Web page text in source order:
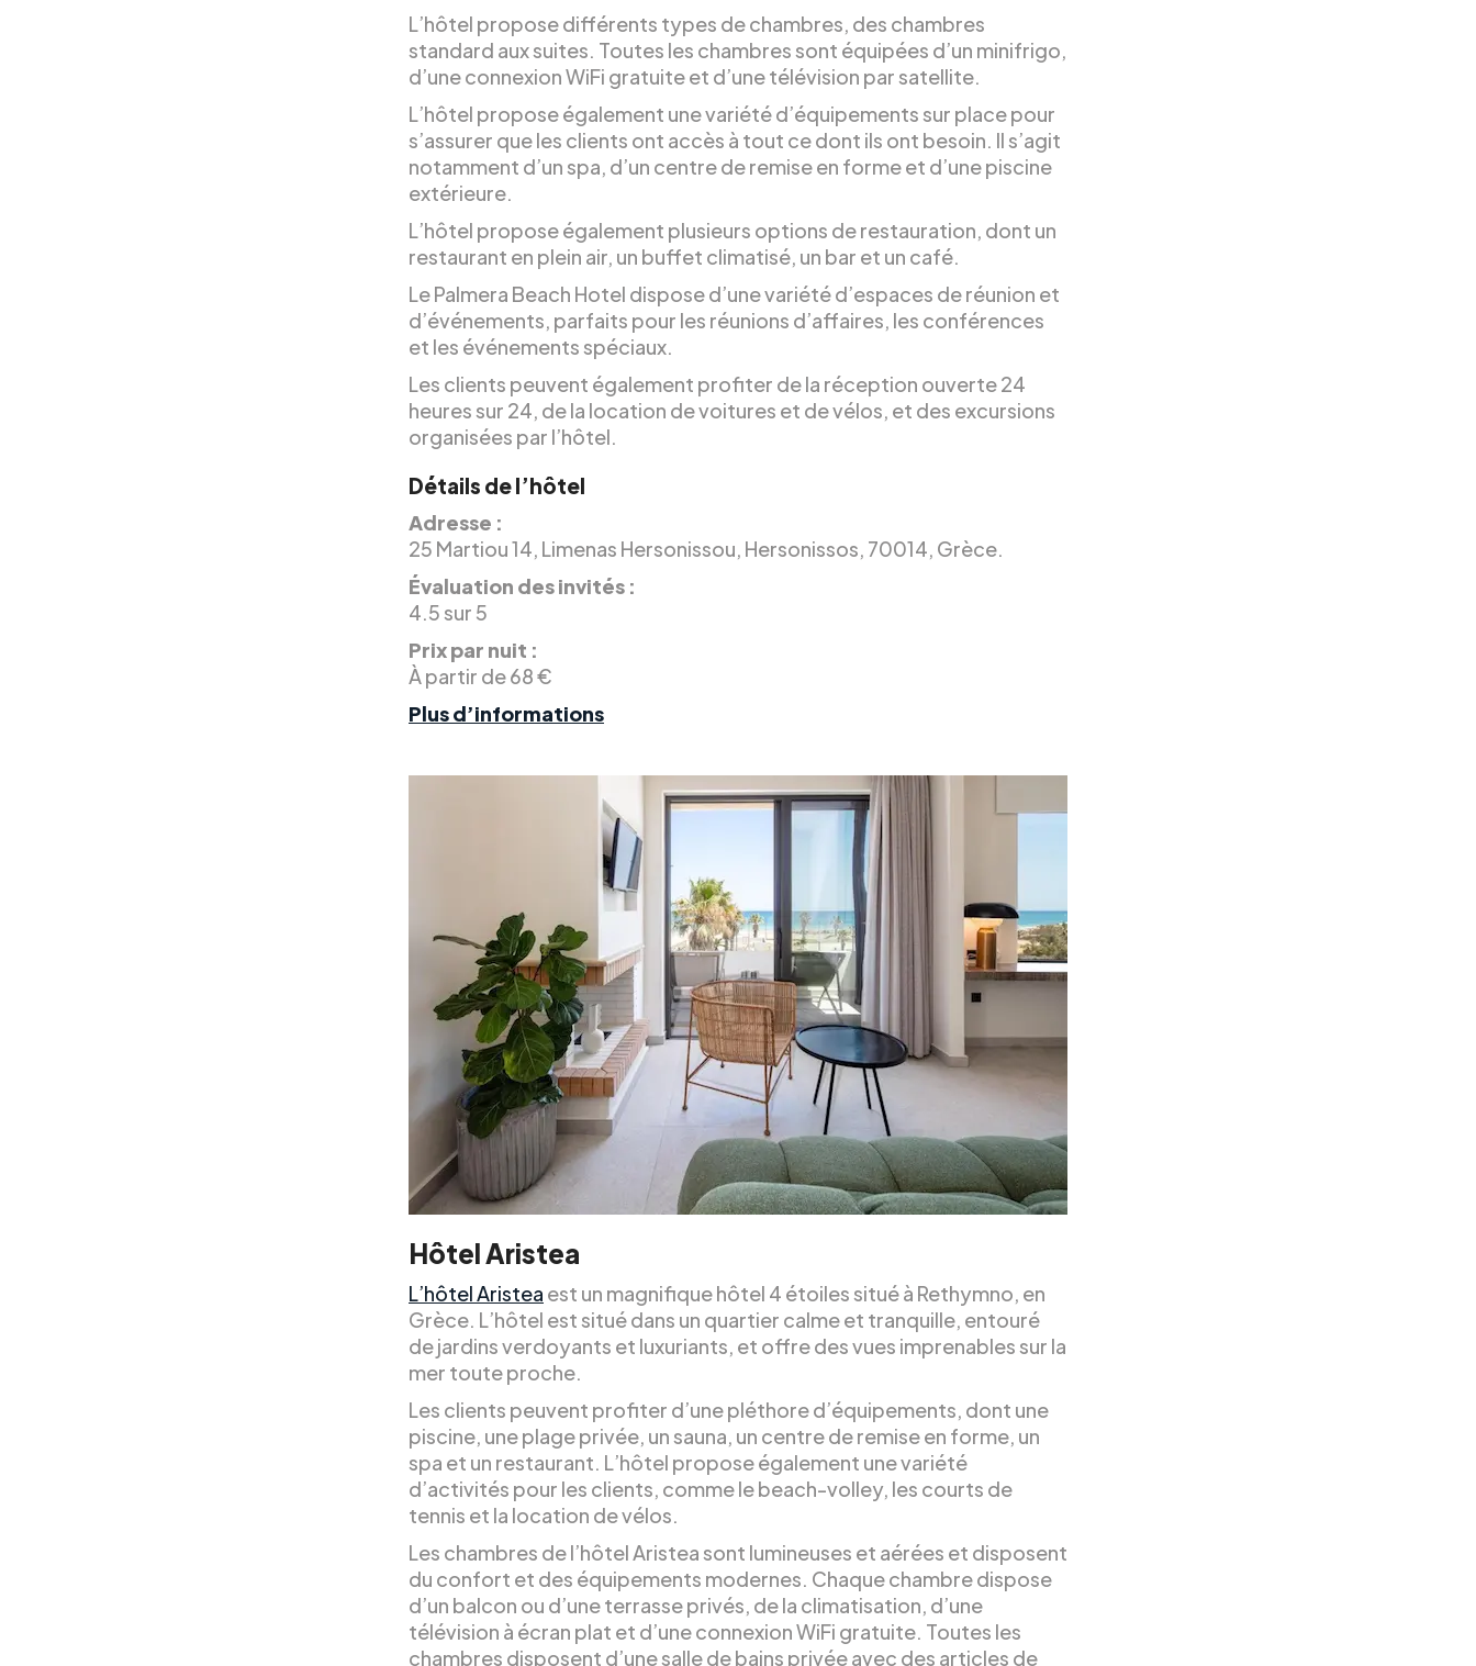
L’hôtel propose différents types de chambres, des chambres
standard aux suites. Toutes les chambres sont équipées d’un minifrigo,
d’une connexion WiFi gratuite et d’une télévision par satellite.
L’hôtel propose également une variété d’équipements sur place pour
s’assurer que les clients ont accès à tout ce dont ils ont besoin. Il s’agit
notamment d’un spa, d’un centre de remise en forme et d’une piscine
extérieure.
L’hôtel propose également plusieurs options de restauration, dont un
restaurant en plein air, un buffet climatisé, un bar et un café.
Le Palmera Beach Hotel dispose d’une variété d’espaces de réunion et
d’événements, parfaits pour les réunions d’affaires, les conférences
et les événements spéciaux.
Les clients peuvent également profiter de la réception ouverte 24
heures sur 24, de la location de voitures et de vélos, et des excursions
organisées par l’hôtel.
Détails de l’hôtel
Adresse :
25 Martiou 14, Limenas Hersonissou, Hersonissos, 70014, Grèce.
Évaluation des invités :
4.5 sur 5
Prix par nuit :
À partir de 68 €
Plus d’informations
Hôtel Aristea
L’hôtel Aristea est un magnifique hôtel 4 étoiles situé à Rethymno, en
Grèce. L’hôtel est situé dans un quartier calme et tranquille, entouré
de jardins verdoyants et luxuriants, et offre des vues imprenables sur la
mer toute proche.
Les clients peuvent profiter d’une pléthore d’équipements, dont une
piscine, une plage privée, un sauna, un centre de remise en forme, un
spa et un restaurant. L’hôtel propose également une variété
d’activités pour les clients, comme le beach-volley, les courts de
tennis et la location de vélos.
Les chambres de l’hôtel Aristea sont lumineuses et aérées et disposent
du confort et des équipements modernes. Chaque chambre dispose
d’un balcon ou d’une terrasse privés, de la climatisation, d’une
télévision à écran plat et d’une connexion WiFi gratuite. Toutes les
chambres disposent d’une salle de bains privée avec des articles de